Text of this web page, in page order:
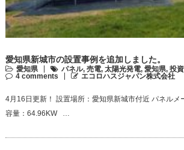
愛知県新城市の設置事例を追加しました。
愛知県 パネル, 売電, 太陽光発電, 愛知県, 投資
4 comments
エコロハスジャパン株式会社
4月16日更新！ 設置場所：愛知県新城市付近 パネルメ
容量：64.96KW …